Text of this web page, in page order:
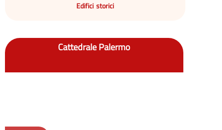
Edifici storici
Cattedrale Palermo